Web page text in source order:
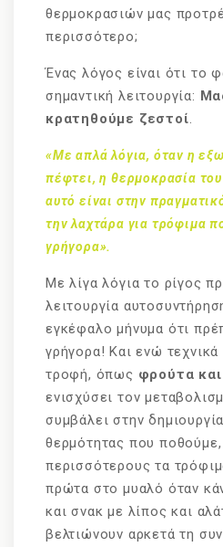
θερμοκρασιών μας
περισσότερο;
Ένας λόγος είναι ότι το
σημαντική λειτουργία:
κρατηθούμε ζεστοί
«Με απλά λόγια, όταν η
πέφτει, η θερμοκρασία
αυτό είναι στην
την λαχτάρα για τρόφιμα
γρήγορα».
Με λίγα λόγια το ρίγος
λειτουργία
εγκέφαλο μήνυμα ότι
γρήγορα! Και ενώ
τροφή, όπως φρούτα
ενισχύσει τον
συμβάλει στην
θερμότητας που ποθούμε,
περισσότερους τα
πρώτα στο μυαλό όταν
και σνακ με λίπος και
βελτιώνουν αρκετά τη